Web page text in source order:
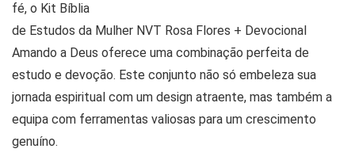
fé, o Kit Bíblia
de Estudos da Mulher NVT Rosa Flores + Devocional
Amando a Deus oferece uma combinação perfeita de
estudo e devoção. Este conjunto não só embeleza sua
jornada espiritual com um design atraente, mas também a
equipa com ferramentas valiosas para um crescimento
genuíno.